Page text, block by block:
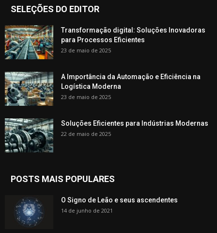
SELEÇÕES DO EDITOR
Transformação digital: Soluções Inovadoras
para Processos Eficientes
23 de maio de 2025
A Importância da Automação e Eficiência na
Logística Moderna
23 de maio de 2025
Soluções Eficientes para Indústrias Modernas
22 de maio de 2025
POSTS MAIS POPULARES
O Signo de Leão e seus ascendentes
14 de junho de 2021